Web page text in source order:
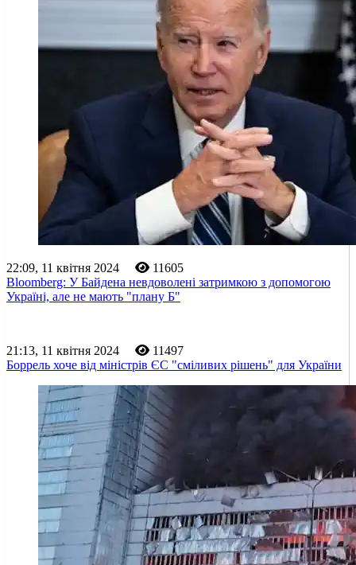
22:09, 11 квітня 2024
11605
Bloomberg: У Байдена невдоволені затримкою з допомогою
Україні, але не мають "плану Б"
21:13, 11 квітня 2024
11497
Боррель хоче від міністрів ЄС "сміливих рішень" для України